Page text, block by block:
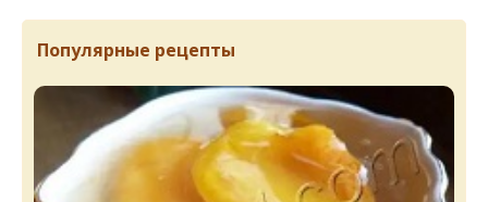
Популярные рецепты